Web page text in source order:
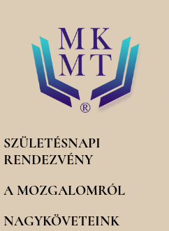
SZÜLETÉSNAPI
RENDEZVÉNY
A MOZGALOMRÓL
NAGYKÖVETEINK